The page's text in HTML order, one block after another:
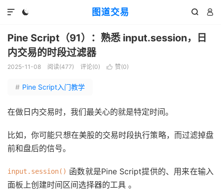
图道交易
  

Pine Script（91）：熟悉 input.session，日
内交易的时段过滤器
2025-11-08 阅读(477) 评论(0)  赞(0)
# Pine Script入门教学
在做日内交易时，我们最关心的就是特定时间。
比如，你可能只想在美股的交易时段执行策略，而过滤掉盘
前和盘后的信号。
input.session() 函数就是Pine Script提供的、用来在输入
面板上创建时间区间选择器的工具 。